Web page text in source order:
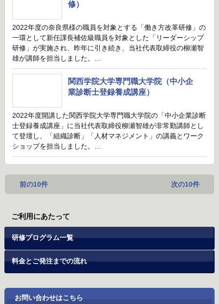
修）
2022年度の奈良県様の職員を対象とする「働き方改革研修」の
一環として新任課長補佐級職員を対象とした「リーダーシップ
研修」が実施され、昨年に引き続き、当社代表取締役の柳瀬智
雄が講師を担当しました。…
関西学院大学専門職大学院（中小企
業診断士登録養成講座）
2022年度開講した関西学院大学専門職大学院の「中小企業診断
士登録養成講座」に当社代表取締役柳瀬智雄が非常勤講師とし
て登壇し、「組織診断」「人材マネジメント」の講義とワーク
ショップを担当しました。…
前の10件 次の10件
ご利用にあたって
研修プログラム一覧
料金とご発注までの流れ
お問い合わせはこちら